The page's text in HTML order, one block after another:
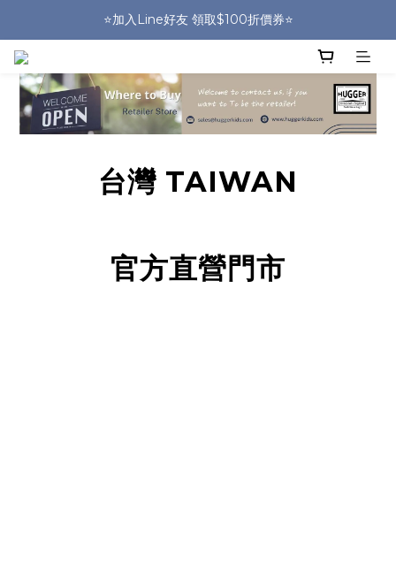
🎒HUGGER實體門市~實背才知道🎒
⭐️加入Line好友 領取$100折價券⭐️
🎒HUGGER實體門市~實背才知道🎒
台灣 TAIWAN
官方直營門市